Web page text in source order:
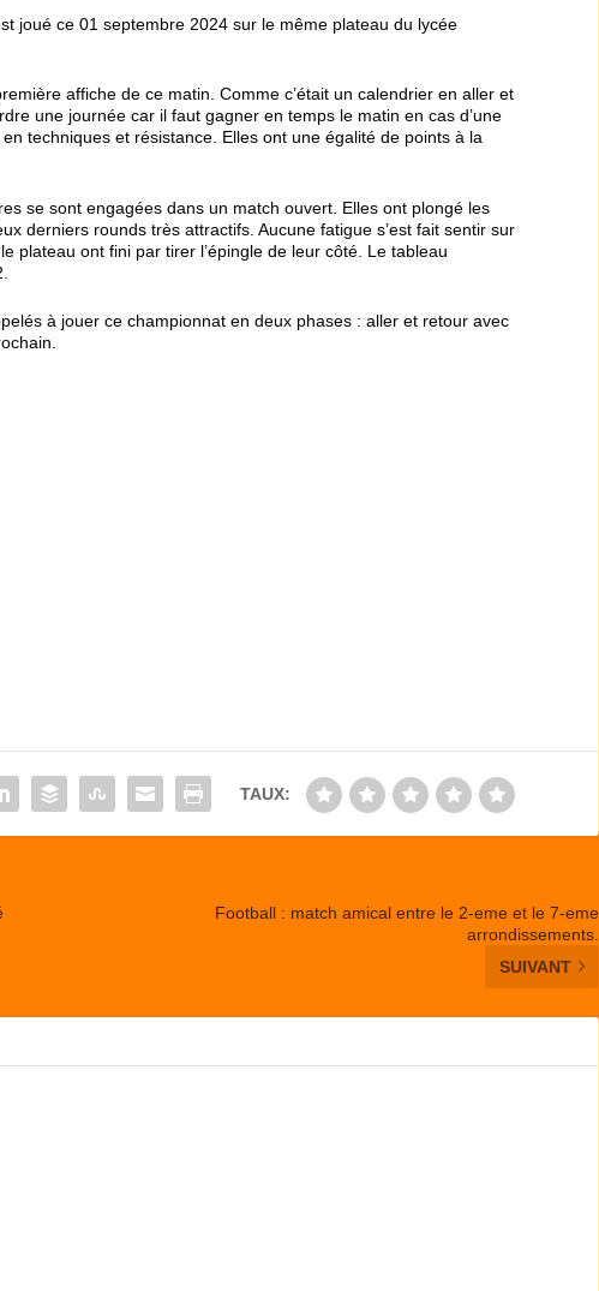
joué ce 01 septembre 2024 sur le même plateau du lycée
affiche de ce matin. Comme c’était un calendrier en aller et
une journée car il faut gagner en temps le matin en cas d’une
techniques et résistance. Elles ont une égalité de points à la
se sont engagées dans un match ouvert. Elles ont plongé les
derniers rounds très attractifs. Aucune fatigue s’est fait sentir sur
plateau ont fini par tirer l’épingle de leur côté. Le tableau
à jouer ce championnat en deux phases : aller et retour avec
TAUX:
Football : match amical entre le 2-eme et le 7-eme
arrondissements.
SUIVANT